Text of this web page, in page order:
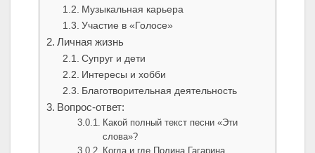
Музыкальная карьера
Участие в «Голосе»
Личная жизнь
Супруг и дети
Интересы и хобби
Благотворительная деятельность
Вопрос-ответ:
Какой полный текст песни «Эти
слова»?
Когда и где Полина Гагарина